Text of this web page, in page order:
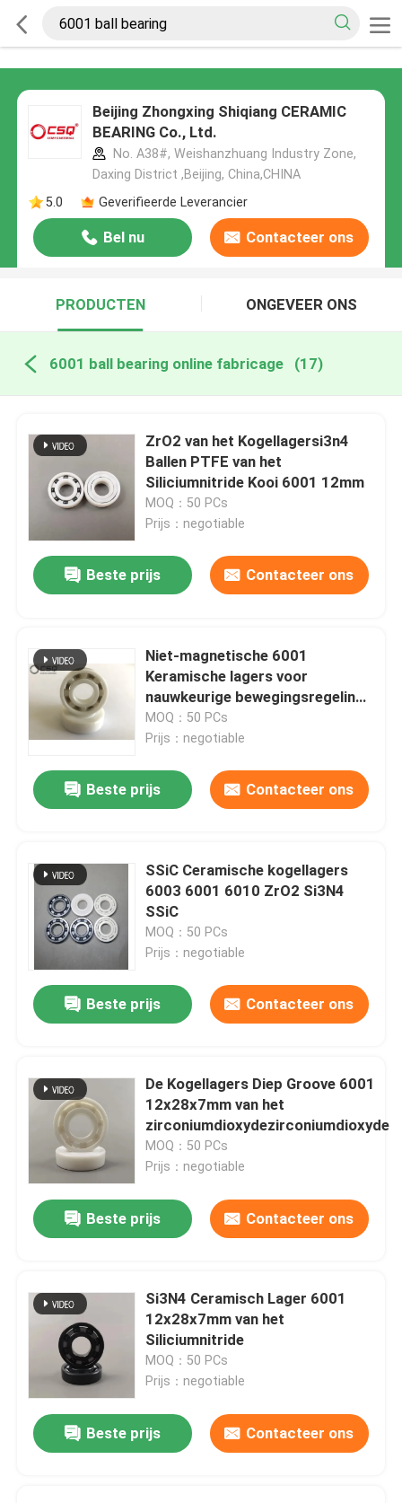
Beijing Zhongxing Shiqiang CERAMIC
BEARING Co., Ltd.
No. A38#, Weishanzhuang Industry Zone,
Daxing District ,Beijing, China,CHINA
5.0
Geverifieerde Leverancier
Bel nu Contacteer ons
PRODUCTEN ONGEVEER ONS
6001 ball bearing online fabricage (17)
ZrO2 van het Kogellagersi3n4
Ballen PTFE van het
Siliciumnitride Kooi 6001 12mm
MOQ：50 PCs
Prijs：negotiable
Beste prijs Contacteer ons
Niet-magnetische 6001
Keramische lagers voor
nauwkeurige bewegingsregeling
voor de vervaardiging van
halfgeleiders
MOQ：50 PCs
Prijs：negotiable
Beste prijs Contacteer ons
SSiC Ceramische kogellagers
6003 6001 6010 ZrO2 Si3N4
SSiC
MOQ：50 PCs
Prijs：negotiable
Beste prijs Contacteer ons
De Kogellagers Diep Groove 6001
12x28x7mm van het
zirconiumdioxydezirconiumdioxyde
MOQ：50 PCs
Prijs：negotiable
Beste prijs Contacteer ons
Si3N4 Ceramisch Lager 6001
12x28x7mm van het
Siliciumnitride
MOQ：50 PCs
Prijs：negotiable
Beste prijs Contacteer ons